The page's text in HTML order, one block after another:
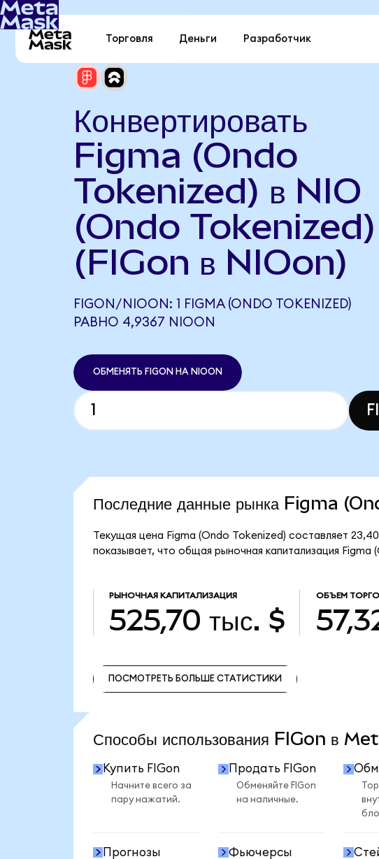
Торговля Деньги Разработчик
Конвертировать
Figma (Ondo
Tokenized) в NIO
(Ondo Tokenized)
(FIGon в NIOon)
FIGON/NIOON: 1 FIGMA (ONDO TOKENIZED)
РАВНО 4,9367 NIOON
ОБМЕНЯТЬ FIGON НА NIOON
Последние данные рынка Figma
Текущая цена Figma (Ondo Tokenized) составляет
показывает, что общая рыночная капитализация
РЫНОЧНАЯ КАПИТАЛИЗАЦИЯ
525,70 тыс. $
ОБЪЕМ
ПОСМОТРЕТЬ БОЛЬШЕ СТАТИСТИКИ
Способы использования FIGon в
Купить FIGon
Начните всего за
пару нажатий.
Продать FIGon
Обменяйте FIGon
на наличные.
Прогнозы Фьючерсы